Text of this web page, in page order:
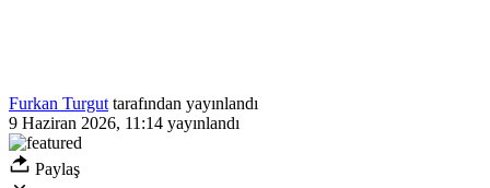
Furkan Turgut tarafından yayınlandı
9 Haziran 2026, 11:14 yayınlandı
Paylaş